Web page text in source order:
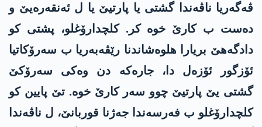
ڤەگەریا ناڤەندا گشتی یا پارتیێ یا ل ئەنقەرەیێ و
دەست ب کارێ خوە کر. کلچدارۆغلو، پشتی کو
دادگەھێ بریارا ھلوەشاندنا رێڤەبەریا ب سەرۆکاتیا
ئۆزگور ئۆزەل دا، جارەکە دن وەکی سەرۆکێ
گشتی یێ پارتیێ چوو سەر کارێ خوە. تێ پایین کو
کلچدارۆغلو ب فەرسەندا جەژنا قوربانێ، ل ناڤەندا